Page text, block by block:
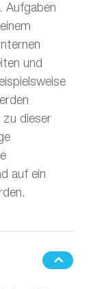
Aufgaben
und
zu dieser
auf ein